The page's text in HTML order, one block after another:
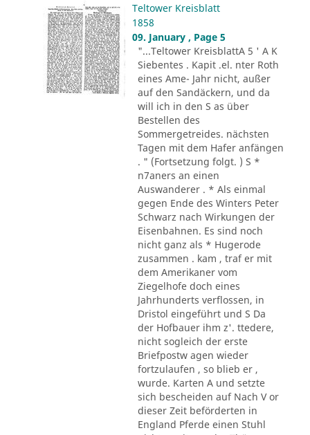
Teltower Kreisblatt
1858
09. January , Page 5
"...Teltower KreisblattA 5 ' A K
Siebentes . Kapit .el. nter Roth
eines Ame- Jahr nicht, außer
auf den Sandäckern, und da
will ich in den S as über
Bestellen des
Sommergetreides. nächsten
Tagen mit dem Hafer anfängen
. " (Fortsetzung folgt. ) S *
n7aners an einen
Auswanderer . * Als einmal
gegen Ende des Winters Peter
Schwarz nach Wirkungen der
Eisenbahnen. Es sind noch
nicht ganz als * Hugerode
zusammen . kam , traf er mit
dem Amerikaner vom
Ziegelhofe doch eines
Jahrhunderts verflossen, in
Dristol eingeführt und S Da
der Hofbauer ihm z'. ttedere,
nicht sogleich der erste
Briefpostw agen wieder
fortzulaufen , so blieb er ,
wurde. Karten A und setzte
sich bescheiden auf Nach V or
dieser Zeit beförderten in
England Pferde einen Stuhl